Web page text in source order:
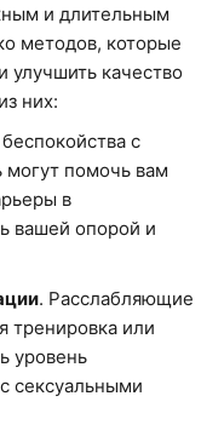
и длительным
методов, которые
улучшить качество
них:
с
могут помочь вам
в
вашей опорой и
. Расслабляющие
тренировка или
уровень
сексуальными